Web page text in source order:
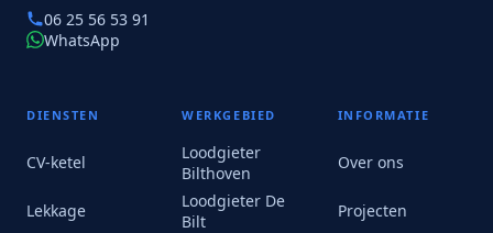
06 25 56 53 91
WhatsApp
DIENSTEN
CV-ketel
Lekkage
WERKGEBIED
Loodgieter
Bilthoven
Loodgieter De
Bilt
INFORMATIE
Over ons
Projecten